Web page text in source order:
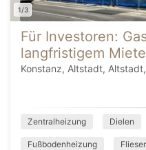
1/3
Für Investoren:
langfristigem
Konstanz, Altstadt,
Zentralheizung Dielen
Fußbodenheizung